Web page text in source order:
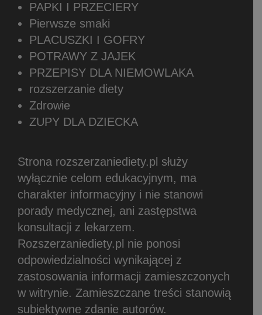
PAPKI I PRZECIERY
Pierwsze smaki
PLACUSZKI I GOFRY
POTRAWY Z JAJEK
PRZEPISY DLA NIEMOWLAKA
rozszerzanie diety
Zdrowie
ZUPY DLA DZIECKA
Strona rozszerzaniediety.pl służy
wyłącznie celom edukacyjnym, ma
charakter informacyjny i nie stanowi
porady medycznej, ani zastępstwa
konsultacji z lekarzem.
Rozszerzaniediety.pl nie ponosi
odpowiedzialności wynikającej z
zastosowania informacji zamieszczonych
w witrynie. Zamieszczane treści stanowią
subiektywne zdanie autorów.